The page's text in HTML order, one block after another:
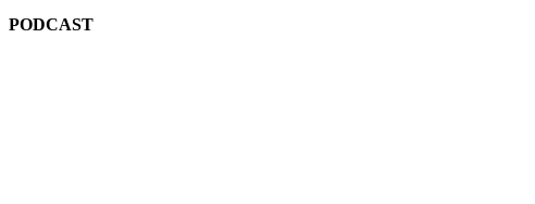
PODCAST